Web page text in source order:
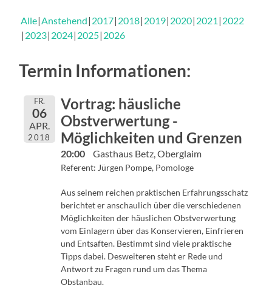
Alle Anstehend 2017 2018 2019 2020 2021 2022
2023 2024 2025 2026
Termin Informationen:
FR.
06
APR.
2018
Vortrag: häusliche
Obstverwertung -
Möglichkeiten und Grenzen
20:00 Gasthaus Betz, Oberglaim
Referent: Jürgen Pompe, Pomologe
Aus seinem reichen praktischen Erfahrungsschatz
berichtet er anschaulich über die verschiedenen
Möglichkeiten der häuslichen Obstverwertung
vom Einlagern über das Konservieren, Einfrieren
und Entsaften. Bestimmt sind viele praktische
Tipps dabei. Desweiteren steht er Rede und
Antwort zu Fragen rund um das Thema
Obstanbau.